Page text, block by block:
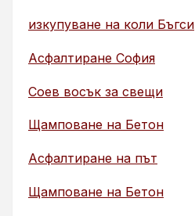
изкупуване на коли Бъгси
Асфалтиране София
Соев восък за свещи
Щамповане на Бетон
Асфалтиране на път
Щамповане на Бетон